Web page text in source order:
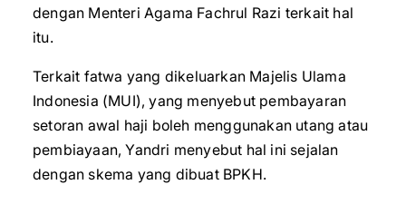
dengan Menteri Agama Fachrul Razi terkait hal
itu.
Terkait fatwa yang dikeluarkan Majelis Ulama
Indonesia (MUI), yang menyebut pembayaran
setoran awal haji boleh menggunakan utang atau
pembiayaan, Yandri menyebut hal ini sejalan
dengan skema yang dibuat BPKH.